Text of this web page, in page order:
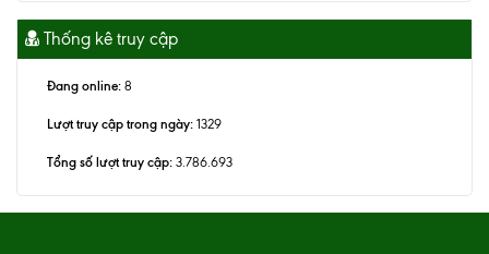
Thống kê truy cập
Đang online: 8
Lượt truy cập trong ngày: 1329
Tổng số lượt truy cập: 3.786.693